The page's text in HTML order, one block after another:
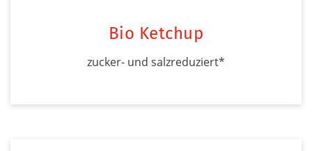
Bio Ketchup
zucker- und salzreduziert*